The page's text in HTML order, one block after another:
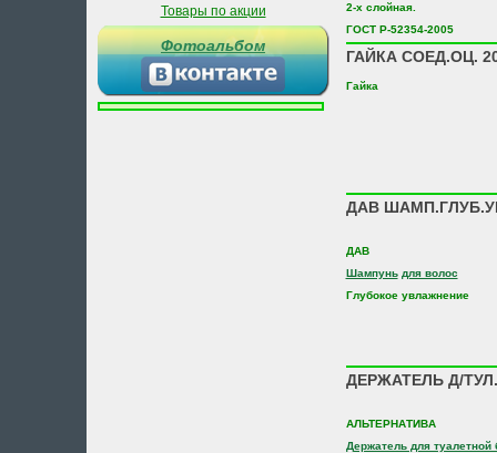
Товары по акции
Фотоальбом
2-х слойная.
ГОСТ Р-52354-2005
ГАЙКА СОЕД.ОЦ.
Гайка
ДАВ
ДАВ
Шампунь для волос
Глубокое увлажнение
ДЕРЖАТЕЛЬ Д/
АЛЬТЕРНАТИВА
Держатель для туалетной